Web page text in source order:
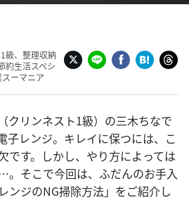
級、整理収納
約生活スペシ
ーマニア
クリンネスト1級）の三木ちなで
子レンジ。キレイに保つには、こ
です。しかし、やり方によっては
そこで今回は、ふだんのお手入
ンジのNG掃除方法」をご紹介し